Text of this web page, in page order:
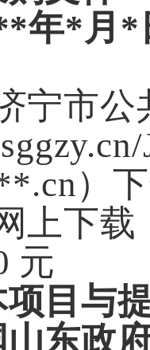
*年*月 *
宁市公
）
上下载
元
项目与
东政